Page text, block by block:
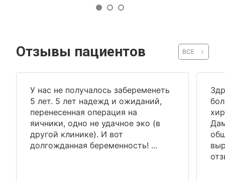
Отзывы пациентов ВСЕ
У нас не получалось забеременеть
5 лет. 5 лет надежд и ожиданий,
перенесенная операция на
яичники, одно не удачное эко (в
другой клинике). И вот
долгожданная беременность! ...